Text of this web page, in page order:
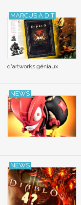
d'artworks géniaux.